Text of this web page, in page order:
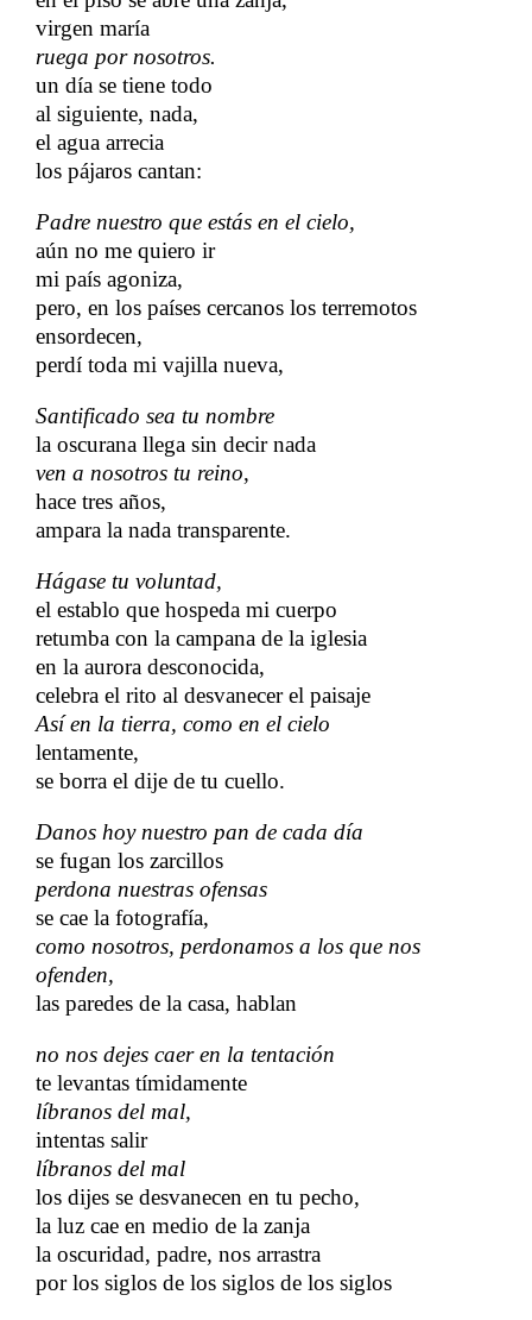
virgen maría
ruega por nosotros.
un día se tiene todo
al siguiente, nada,
el agua arrecia
los pájaros cantan:
Padre nuestro que estás en el cielo,
aún no me quiero ir
mi país agoniza,
pero, en los países cercanos los terremotos
ensordecen,
perdí toda mi vajilla nueva,
Santificado sea tu nombre
la oscurana llega sin decir nada
ven a nosotros tu reino,
hace tres años,
ampara la nada transparente.
Hágase tu voluntad,
el establo que hospeda mi cuerpo
retumba con la campana de la iglesia
en la aurora desconocida,
celebra el rito al desvanecer el paisaje
Así en la tierra, como en el cielo
lentamente,
se borra el dije de tu cuello.
Danos hoy nuestro pan de cada día
se fugan los zarcillos
perdona nuestras ofensas
se cae la fotografía,
como nosotros, perdonamos a los que nos
ofenden,
las paredes de la casa, hablan
no nos dejes caer en la tentación
te levantas tímidamente
líbranos del mal,
intentas salir
líbranos del mal
los dijes se desvanecen en tu pecho,
la luz cae en medio de la zanja
la oscuridad, padre, nos arrastra
por los siglos de los siglos de los siglos